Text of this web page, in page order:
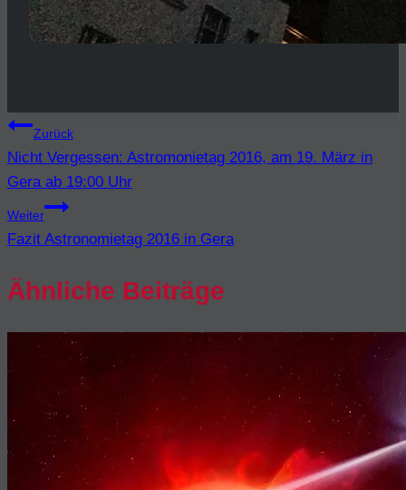
Beitragsnavigation
Zurück
Nicht Vergessen: Astromonietag 2016, am 19. März in
Gera ab 19:00 Uhr
Weiter
Fazit Astronomietag 2016 in Gera
Ähnliche Beiträge